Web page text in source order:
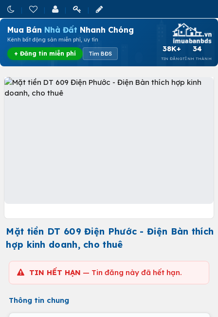
Mua Bán Nhà Đất Nhanh Chóng
Kênh bất động sản miễn phí, uy tín
+ Đăng tin miễn phí Tìm BĐS
38K+
TIN ĐĂNG
34
TỈNH THÀNH
Mặt tiền DT 609 Điện Phước - Điện Bàn thích
hợp kinh doanh, cho thuê
TIN HẾT HẠN — Tin đăng này đã hết hạn.
Thông tin chung